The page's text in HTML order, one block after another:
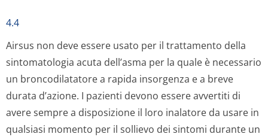
4.4
Airsus non deve essere usato per il trattamento della
sintomatologia acuta dell’asma per la quale è necessario
un broncodilatatore a rapida insorgenza e a breve
durata d’azione. I pazienti devono essere avvertiti di
avere sempre a disposizione il loro inalatore da usare in
qualsiasi momento per il sollievo dei sintomi durante un